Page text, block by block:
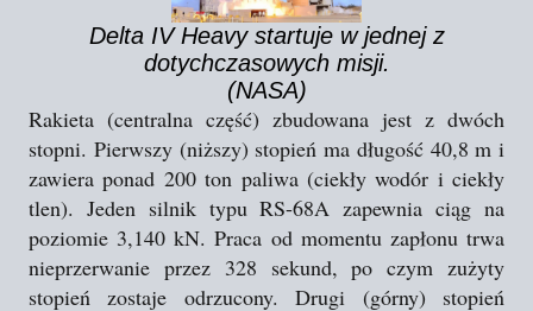
Delta IV Heavy startuje w jednej z
dotychczasowych misji.
(NASA)
Rakieta (centralna część) zbudowana jest z dwóch
stopni. Pierwszy (niższy) stopień ma długość 40,8 m i
zawiera ponad 200 ton paliwa (ciekły wodór i ciekły
tlen). Jeden silnik typu RS-68A zapewnia ciąg na
poziomie 3,140 kN. Praca od momentu zapłonu trwa
nieprzerwanie przez 328 sekund, po czym zużyty
stopień zostaje odrzucony. Drugi (górny) stopień